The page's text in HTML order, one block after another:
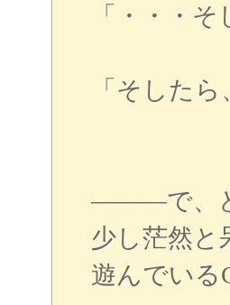
「・・・そ
「そした
―――で、
少し茫然と
遊んでいる